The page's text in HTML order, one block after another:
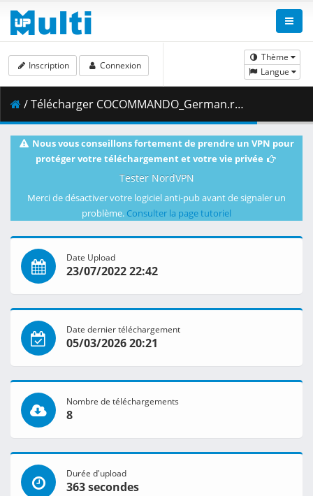
Thème
Langue
Inscription Connexion
/ Télécharger COCOMMANDO_German.rar ( 229.83 MB )
Nous vous conseillons fortement de prendre un VPN pour
protéger votre téléchargement et votre vie privée
Tester NordVPN
Merci de désactiver votre logiciel anti-pub avant de signaler un
problème. Consulter la page tutoriel
Date Upload
23/07/2022 22:42
Date dernier téléchargement
05/03/2026 20:21
Nombre de téléchargements
8
Durée d'upload
363 secondes